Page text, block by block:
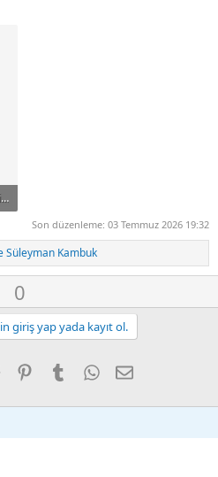
2026-Yili-Temmuz-Ayina-Ait-Mali-ve-Sosyal-Haklara-Iliskin-Genelge-9b5304ed658d77cb.pdf
Son düzenleme: 03 Temmuz 2026 19:32
Süleyman Kambuk
O
y
l
a
0
o
w
n
v
o
t
giriş yap yada kayıt ol.
Reddit PinterestTumblrWhatsApp
E-posta